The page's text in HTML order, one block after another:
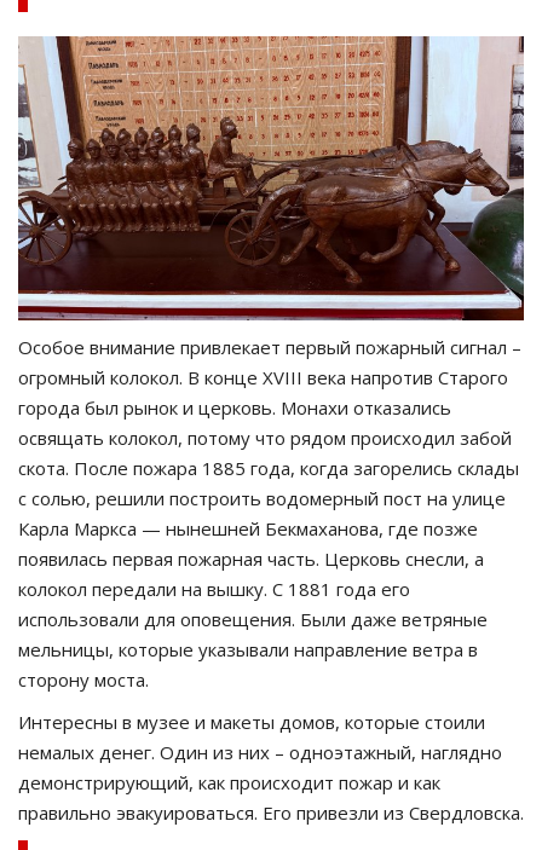
Особое внимание привлекает первый пожарный сигнал –
огромный колокол. В конце XVIII века напротив Старого
города был рынок и церковь. Монахи отказались
освящать колокол, потому что рядом происходил забой
скота. После пожара 1885 года, когда загорелись склады
с солью, решили построить водомерный пост на улице
Карла Маркса — нынешней Бекмаханова, где позже
появилась первая пожарная часть. Церковь снесли, а
колокол передали на вышку. С 1881 года его
использовали для оповещения. Были даже ветряные
мельницы, которые указывали направление ветра в
сторону моста.
Интересны в музее и макеты домов, которые стоили
немалых денег. Один из них – одноэтажный, наглядно
демонстрирующий, как происходит пожар и как
правильно эвакуироваться. Его привезли из Свердловска.